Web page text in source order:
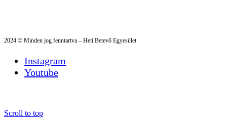
2024 © Minden jog fenntartva – Heti Betevő Egyesület
Instagram
Youtube
Scroll to top